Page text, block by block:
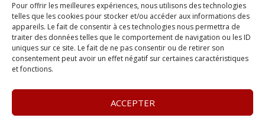
Pour offrir les meilleures expériences, nous utilisons des technologies
telles que les cookies pour stocker et/ou accéder aux informations des
appareils. Le fait de consentir à ces technologies nous permettra de
traiter des données telles que le comportement de navigation ou les ID
uniques sur ce site. Le fait de ne pas consentir ou de retirer son
consentement peut avoir un effet négatif sur certaines caractéristiques
et fonctions.
ACCEPTER